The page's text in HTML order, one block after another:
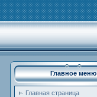
Главное меню
Главная страница